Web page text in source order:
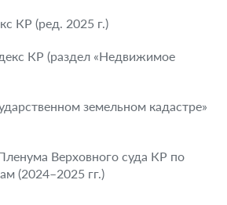
КР (ред. 2025 г.)
КР (раздел «Недвижимое
земельном кадастре»
Верховного суда КР по
(2024–2025 гг.)